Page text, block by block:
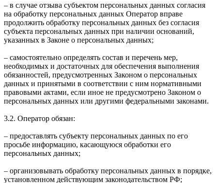
– в случае отзыва субъектом персональных данных согласия
на обработку персональных данных Оператор вправе
продолжить обработку персональных данных без согласия
субъекта персональных данных при наличии оснований,
указанных в Законе о персональных данных;
– самостоятельно определять состав и перечень мер,
необходимых и достаточных для обеспечения выполнения
обязанностей, предусмотренных Законом о персональных
данных и принятыми в соответствии с ним нормативными
правовыми актами, если иное не предусмотрено Законом о
персональных данных или другими федеральными законами.
3.2. Оператор обязан:
– предоставлять субъекту персональных данных по его
просьбе информацию, касающуюся обработки его
персональных данных;
– организовывать обработку персональных данных в порядке,
установленном действующим законодательством РФ;